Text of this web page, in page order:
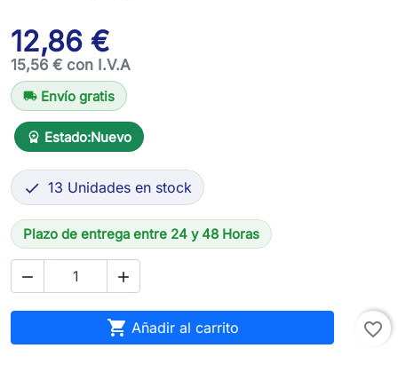
12,86 €
15,56 € con I.V.A
local_shipping Envío gratis
workspace_premium Estado:Nuevo
 13 Unidades en stock
Plazo de entrega entre 24 y 48 Horas
 
 Añadir al carrito favorite_border